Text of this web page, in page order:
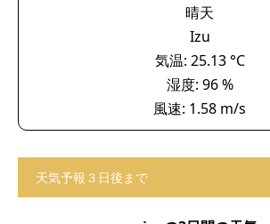
晴天
Izu
気温: 25.13 °C
湿度: 96 %
風速: 1.58 m/s
天気予報３日後まで